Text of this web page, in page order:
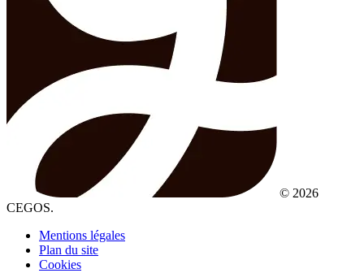
© 2026
CEGOS.
Mentions légales
Plan du site
Cookies